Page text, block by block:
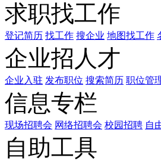
求职找工作
登记简历 找工作 搜企业 地图找工作
企业招人才
企业入驻 发布职位 搜索简历 职位管
信息专栏
现场招聘会 网络招聘会 校园招聘 自
自助工具